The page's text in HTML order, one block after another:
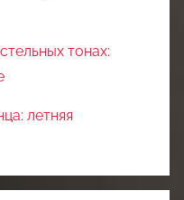
тонах:
летняя